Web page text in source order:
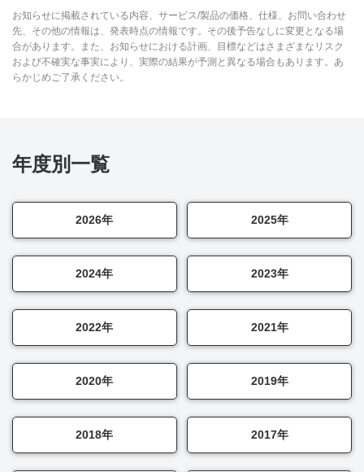
お知らせに掲載されている内容、サービス/製品の価格、仕様、お問い合わせ
先、その他の情報は、発表時点の情報です。その後予告なしに変更となる場
合があります。また、お知らせにおける計画、目標などはさまざまなリスク
および不確実な事実により、実際の結果が予測と異なる場合もあります。あ
らかじめご了承ください。
年度別一覧
2026年 2025年
2024年 2023年
2022年 2021年
2020年 2019年
2018年 2017年